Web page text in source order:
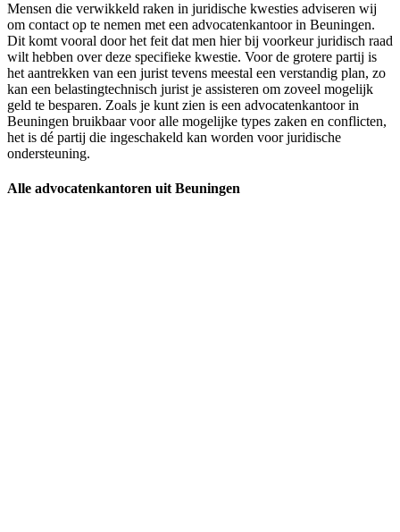
Mensen die verwikkeld raken in juridische kwesties adviseren wij
om contact op te nemen met een advocatenkantoor in Beuningen.
Dit komt vooral door het feit dat men hier bij voorkeur juridisch raad
wilt hebben over deze specifieke kwestie. Voor de grotere partij is
het aantrekken van een jurist tevens meestal een verstandig plan, zo
kan een belastingtechnisch jurist je assisteren om zoveel mogelijk
geld te besparen. Zoals je kunt zien is een advocatenkantoor in
Beuningen bruikbaar voor alle mogelijke types zaken en conflicten,
het is dé partij die ingeschakeld kan worden voor juridische
ondersteuning.
Alle advocatenkantoren uit Beuningen